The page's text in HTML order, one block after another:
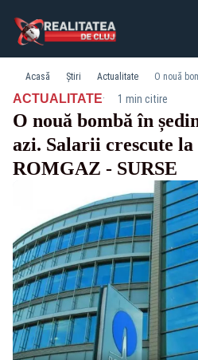
Acasă Știri Actualitate
ACTUALITATE· 1 min citire
O nouă bombă în
azi. Salarii crescute
ROMGAZ - SURSE